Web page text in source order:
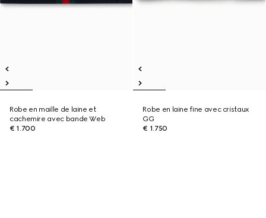
Robe en maille de laine et
cachemire avec bande Web
€ 1.700
Robe en laine fine avec cristaux
GG
€ 1.750